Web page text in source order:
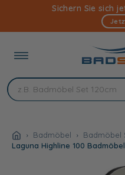
Inhalt
Sichern Sie sich
Badmöbel
Badmöbel
Laguna Highline 100